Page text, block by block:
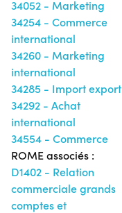
34052 - Marketing
34254 - Commerce
international
34260 - Marketing
international
34285 - Import export
34292 - Achat
international
34554 - Commerce
ROME associés :
D1402 - Relation
commerciale grands
comptes et